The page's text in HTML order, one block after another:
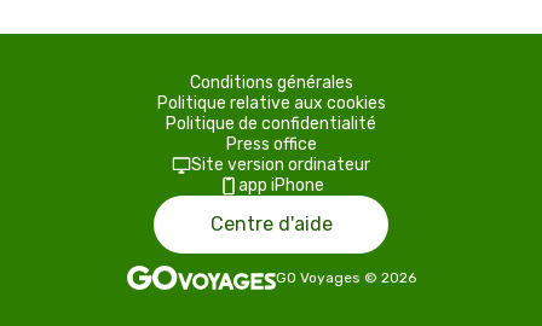
Conditions générales
Politique relative aux cookies
Politique de confidentialité
Press office
Site version ordinateur
app iPhone
Centre d'aide
GO Voyages © 2026